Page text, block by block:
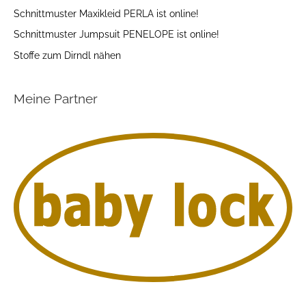
Schnittmuster Maxikleid PERLA ist online!
Schnittmuster Jumpsuit PENELOPE ist online!
Stoffe zum Dirndl nähen
Meine Partner